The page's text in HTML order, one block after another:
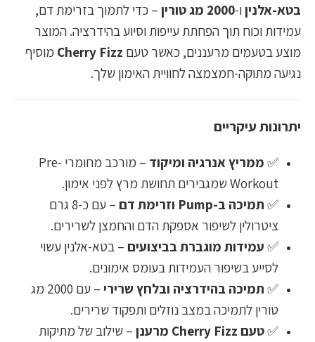
בטא-אלניןו-2000 מג טורין
– כדי לתמוך בזרימת דם,
עמידות וכוח תוך הפחתת עייפות וסיוע בהידרציה. המוצר
מוצע בטעמים מרעננים, כאשר טעם Cherry Fizz מוסיף
נגיעה מתוקה-חמצמצה לחוויית האימון שלך.
יתרונות עיקריים
✅ממריץ אנרגיה ומיקוד
– מורכב מחומרי Pre-
Workout שמגבירים תחושת מרץ לפני אימון.
✅תמיכה ב-Pump וזרימת דם
– עם כ-8 גרם
ציטרולין לשיפור אספקת הדם והחמצן לשרירים.
✅עמידות מוגברת בביצועים – בטא-אלנין עשוי
לסייע בשיפור העמידות בעומס אימונים.
✅תמיכה בהידרציה ובלחץ שרירי
– עם 2000 מג
טורין לתמיכה במצב נוזלים ותפקוד שרירים.
✅טעם Cherry Fizz מרענן
– שילוב של מתיקות